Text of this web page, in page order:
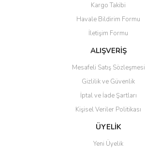
Ürün açıklamasında eksik bilgiler bulunuyor.
Ürün bilgilerinde hatalar bulunuyor.
Ürün fiyatı diğer sitelerden daha pahalı.
Bu ürüne benzer farklı alternatifler olmalı.
Gönder
Kargo Takibi
Havale Bildirim Formu
İletişim Formu
ALIŞVERİŞ
Mesafeli Satış Sözleşmesi
Gizlilik ve Güvenlik
İptal ve İade Şartları
Kişisel Veriler Politikası
ÜYELİK
Yeni Üyelik